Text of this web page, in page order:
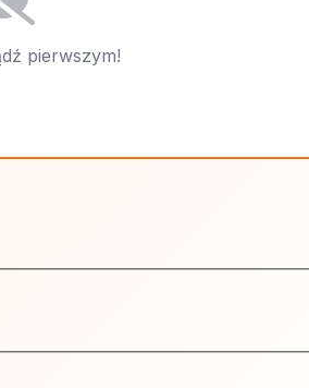
pierwszym!